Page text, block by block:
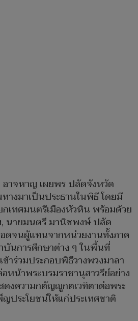
อาจหาญ เผยพร ปลัดจังหวัด
างมาเป็นประธานในพิธี โดยมี
เทศมนตรีเมืองหัวหิน พร้อมด้วย
นายมนตรี มานิชพงษ์ ปลัด
ดจนผู้แทนจากหน่วยงานทั้งภาค
บันการศึกษาต่าง ๆ ในพื้นที่
าร่วมประกอบพิธีวางพวงมาลา
หน้าพระบรมราชานุสาวรีย์อย่าง
ดงความกตัญญูกตเวทิตาต่อพระ
ประโยชน์ให้แก่ประเทศชาติ